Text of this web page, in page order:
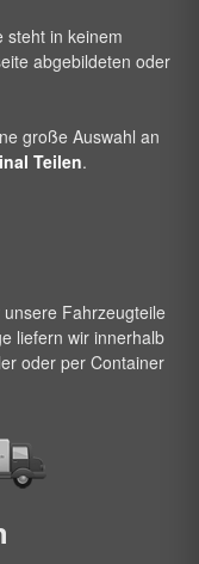
steht in keinem
abgebildeten oder
große Auswahl an
Teilen.
Fahrzeugteile
liefern wir innerhalb
oder per Container